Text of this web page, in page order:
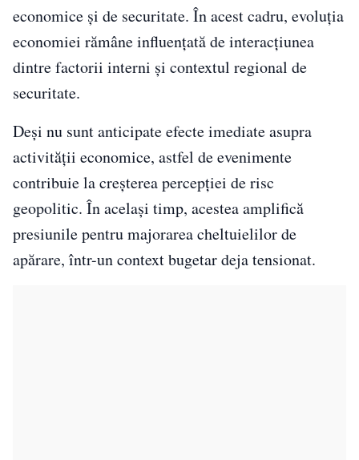
economice și de securitate. În acest cadru, evoluția
economiei rămâne influențată de interacțiunea
dintre factorii interni și contextul regional de
securitate.
Deși nu sunt anticipate efecte imediate asupra
activității economice, astfel de evenimente
contribuie la creșterea percepției de risc
geopolitic. În același timp, acestea amplifică
presiunile pentru majorarea cheltuielilor de
apărare, într-un context bugetar deja tensionat.